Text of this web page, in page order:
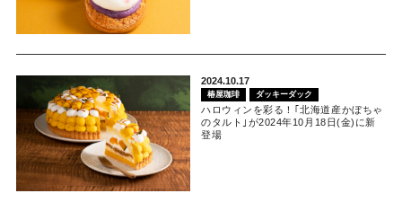
2024.10.17
椿屋珈琲 ダッキーダック
ハロウィンを彩る！｢北海道産かぼちゃ
のタルト｣が2024年10月18日(金)に新
登場